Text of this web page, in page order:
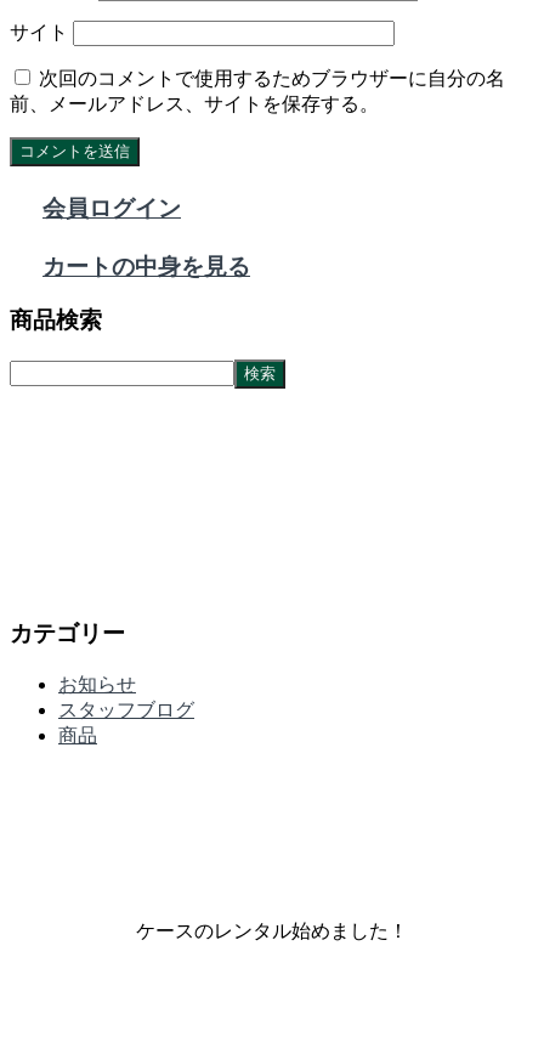
サイト
次回のコメントで使用するためブラウザーに自分の名
前、メールアドレス、サイトを保存する。
会員ログイン
カートの中身を見る
商品検索
カテゴリー
お知らせ
スタッフブログ
商品
ケースのレンタル始めました！